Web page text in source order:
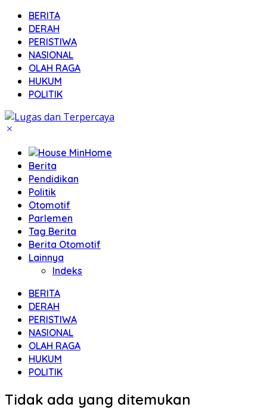
BERITA
DERAH
PERISTIWA
NASIONAL
OLAH RAGA
HUKUM
POLITIK
Home
Berita
Pendidikan
Politik
Otomotif
Parlemen
Tag Berita
Berita Otomotif
Lainnya
Indeks
BERITA
DERAH
PERISTIWA
NASIONAL
OLAH RAGA
HUKUM
POLITIK
Tidak ada yang ditemukan